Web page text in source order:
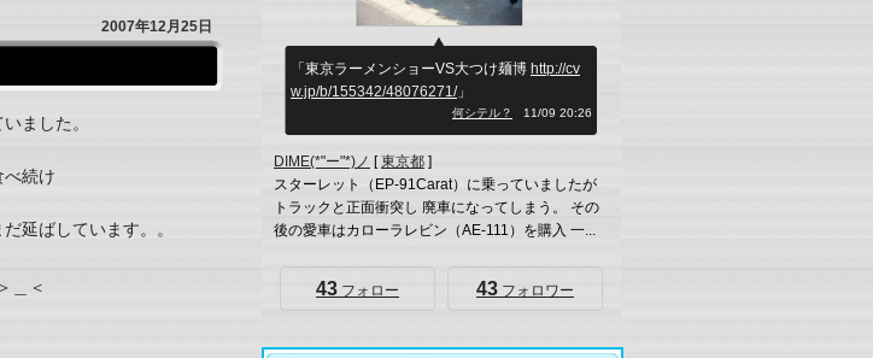
2007年12月25日
ました。
べ続け
延ばしています。。
＞＿＜
「東京ラーメンショーVS大つけ麺博 http://cv
w.jp/b/155342/48076271/」
何シテル？ 11/09 20:26
DIME(*"ー"*)ノ [東京都 ]
スターレット（EP-91Carat）に乗っていましたが
トラックと正面衝突し 廃車になってしまう。 その
後の愛車はカローラレビン（AE-111）を購入 一...
43 フォロー 43 フォロワー